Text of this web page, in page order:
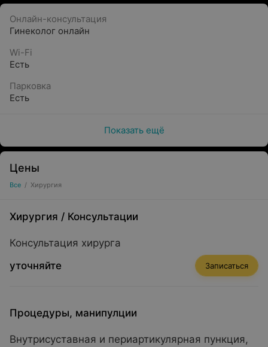
Онлайн-консультация
Гинеколог онлайн
Wi-Fi
Есть
Парковка
Есть
Показать ещё
Цены
Все / Хирургия
Хирургия / Консультации
Консультация хирурга
уточняйте
Записаться
Процедуры, манипулции
Внутрисуставная и периартикулярная пункция,